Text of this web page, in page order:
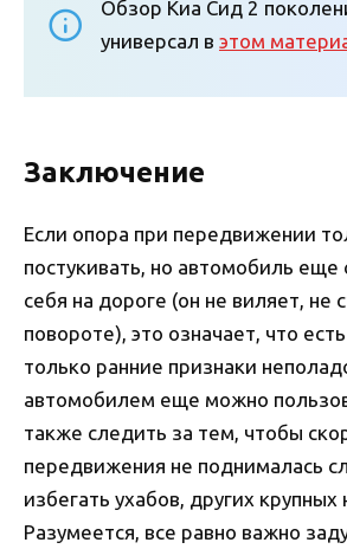
Обзор Киа Сид 2
универсал в этом
Заключение
Если опора при передвижении
постукивать, но автомобиль еще
себя на дороге (он не виляет, не
повороте), это означает, что
только ранние признаки
автомобилем еще можно
также следить за тем, чтобы
передвижения не поднималась
избегать ухабов, других крупных
Разумеется, все равно важно